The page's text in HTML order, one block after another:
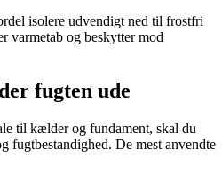
isolere udvendigt ned til frostfri
varmetab og beskytter mod
fugten ude
til kælder og fundament, skal du
fugtbestandighed. De mest anvendte